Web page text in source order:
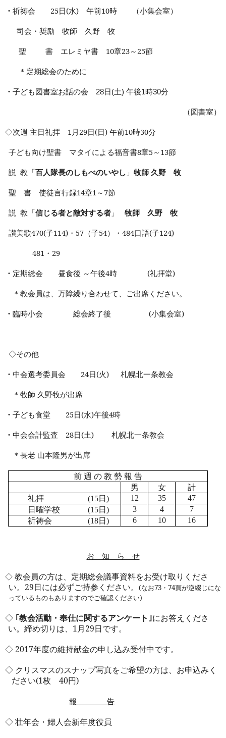
・ 祈祷会 25日(水) 午前10時 （小集会室）
司会・奨励 牧師 久野 牧
聖 書 エレミヤ書 10章23～25節
＊定期総会のために
・ 子ども図書室お話の会 28日(土) 午後1時30分
（図書室）
◇次週 主日礼拝 1月29日(日) 午前10時30分
子ども向け聖書 マタイによる福音書8章5 ～ 13節
説 教「百人隊長のしもべのいやし 」 牧師 久野 牧
聖 書 使徒言行録14章1 ～7節
説 教「信じる者と敵対する者」
牧師 久野 牧
讃美歌470(子114)・ 57（子54）・ 484口語(子124)
481 ・29
・ 定期総会 昼食後 ～午後4時 (礼拝堂)
＊教会員は、万障繰り合わせて、ご出席ください。
・ 臨時小会 総会終了後 (小集会室)
◇その他
・ 中会選考委員会 24日(火)
札幌北一条教会
＊牧師 久野牧が出席
・ 子ども食堂 25日(水)午後4時
・ 中会会計監査 28日(土)
札幌北一条教会
＊長老 山本隆男が出席
前 週 の 教 勢 報 告
男
女
計
礼拝
(15日) 12 35 47
日曜学校 (15日) 3 4 7
祈祷会 (18日) 6 10 16
お 知 ら せ
◇教会員の方は、定期総会議事資料をお受け取りくださ
い。 29日には必ずご持参ください。 (なお73 ・ 74頁が逆綴じにな
っているものもありますのでご確認ください)
◇ ｢教会活動・奉仕に関するアンケート｣にお答えくださ
い。締め切りは、 1月29日です。
◇ 2017年度の維持献金の申し込み受付中です。
◇ クリスマスのスナップ写真をご希望の方は、お申込みく
ださい(1枚 40円)
報 告
◇ 壮年会・婦人会新年度役員